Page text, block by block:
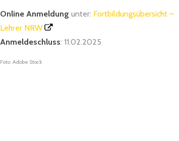
Online Anmeldung unter: Fortbildungsübersicht –
Lehrer NRW
Anmeldeschluss: 11.02.2025
Foto: Adobe Stock